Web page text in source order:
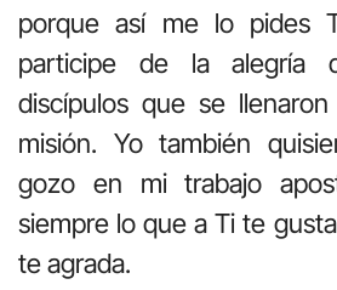
porque así me lo pides
participe de la alegría
discípulos que se
misión. Yo también
gozo en mi trabajo
siempre lo que a Ti te
te agrada.